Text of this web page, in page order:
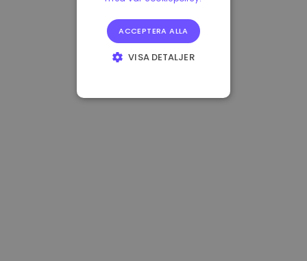
ACCEPTERA ALLA
VISA DETALJER